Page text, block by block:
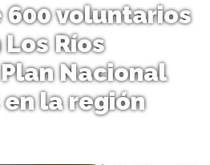
600 voluntarios
Ríos
Nacional
la región